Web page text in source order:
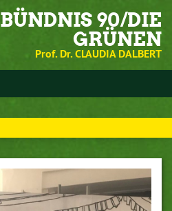
BÜNDNIS 90/DIE
GRÜNEN
Prof. Dr. CLAUDIA DALBERT